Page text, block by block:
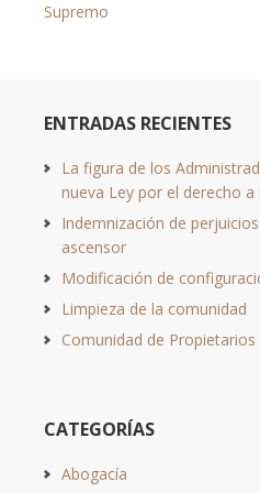
Supremo
ENTRADAS RECIENTES
La figura de los
nueva Ley por el derecho a
Indemnización de
ascensor
Modificación de
Limpieza de la comunidad
Comunidad de
CATEGORÍAS
Abogacía